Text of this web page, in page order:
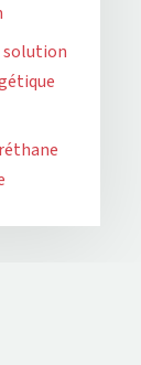
solution